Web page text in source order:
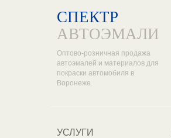
СПЕКТР
АВТОЭМАЛИ
Оптово-розничная продажа
автоэмалей и материалов для
покраски автомобиля в
Воронеже.
УСЛУГИ